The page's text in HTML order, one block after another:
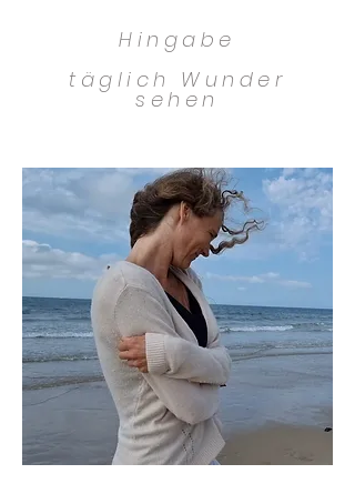
Hingabe
täglich Wunder
sehen